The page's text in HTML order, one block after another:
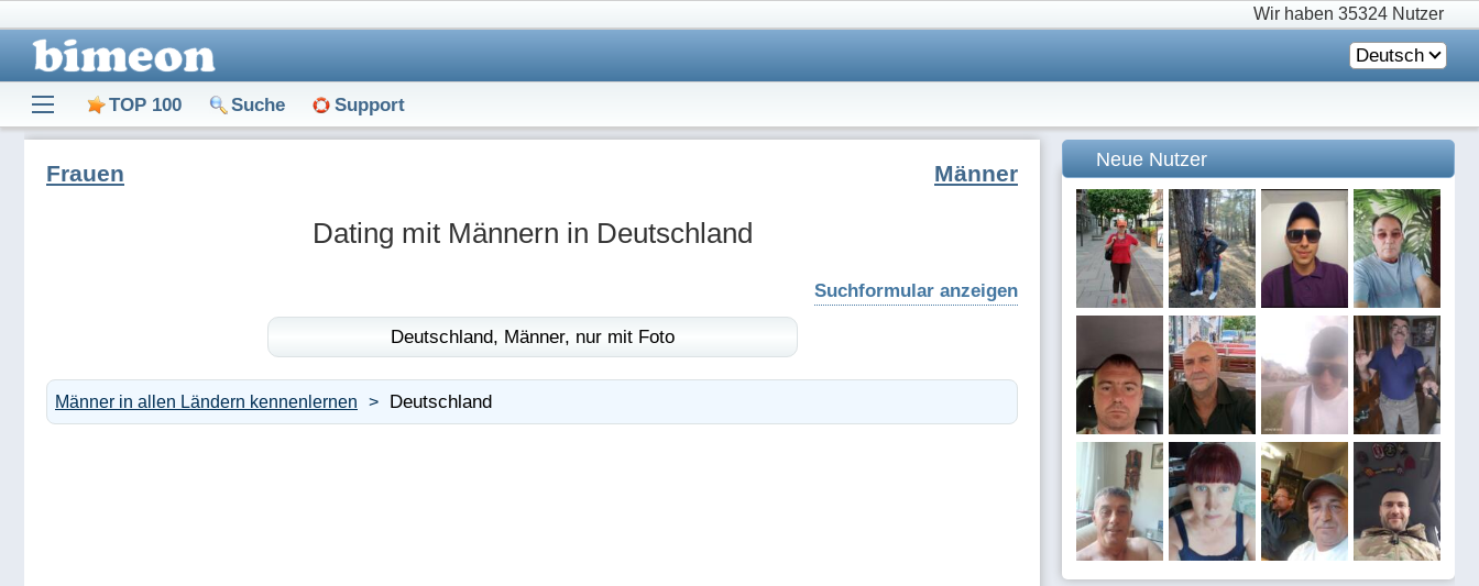
Wir haben 35324 Nutzer
Deutsch
TOP 100 Suche Support
Dating mit Männern in Deutschland
Frauen Männer
Suchformular anzeigen
Deutschland, Männer, nur mit Foto
Männer in allen Ländern kennenlernen Deutschland
Neue Nutzer